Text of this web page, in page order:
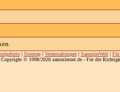
| Sitemap| Veranstaltungen| SammlerWelt|
Copyright © 1998/2026 sammlernet.de - Für die